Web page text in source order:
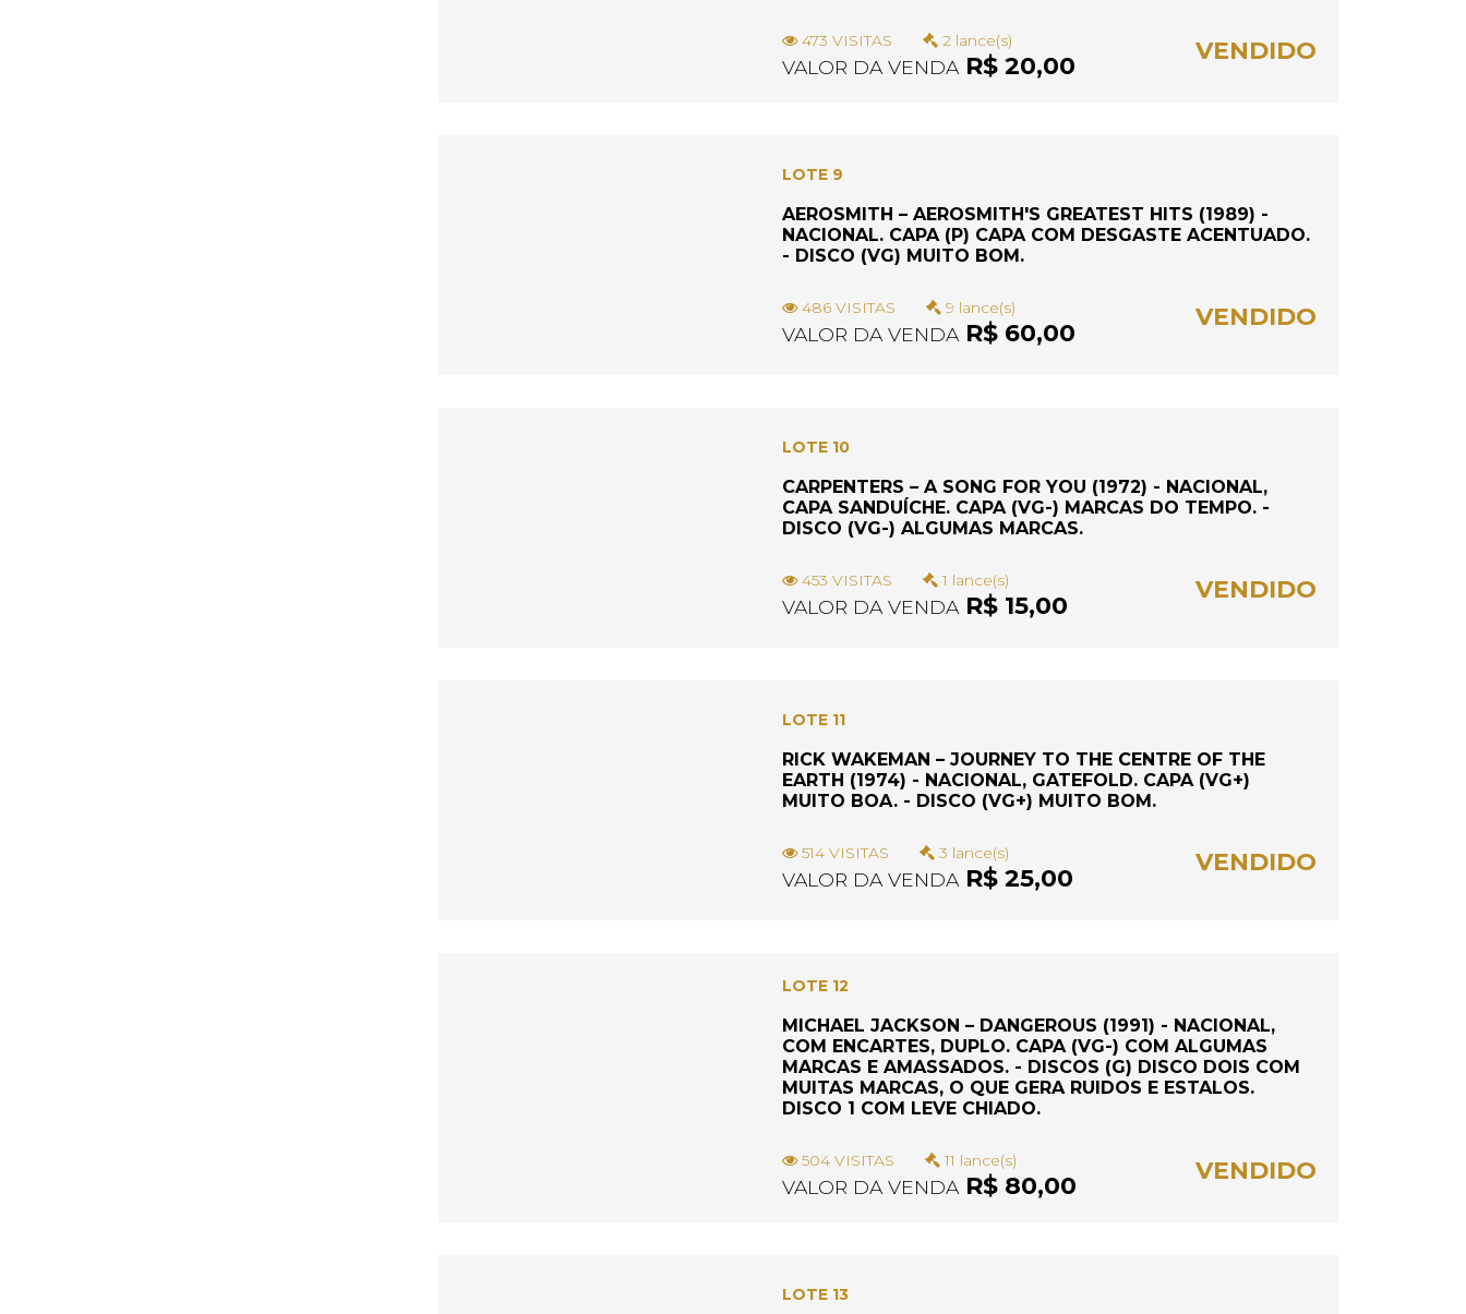
473 VISITAS 2 lance(s)
VALOR DA VENDAR$ 20,00
VENDIDO
LOTE 9
AEROSMITH – AEROSMITH'S GREATEST HITS (1989) -
NACIONAL. CAPA (P) CAPA COM DESGASTE ACENTUADO.
- DISCO (VG) MUITO BOM.
486 VISITAS 9 lance(s)
VALOR DA VENDAR$ 60,00
VENDIDO
LOTE 10
CARPENTERS – A SONG FOR YOU (1972) - NACIONAL,
CAPA SANDUÍCHE. CAPA (VG-) MARCAS DO TEMPO. -
DISCO (VG-) ALGUMAS MARCAS.
453 VISITAS 1 lance(s)
VALOR DA VENDAR$ 15,00
VENDIDO
LOTE 11
RICK WAKEMAN – JOURNEY TO THE CENTRE OF THE
EARTH (1974) - NACIONAL, GATEFOLD. CAPA (VG+)
MUITO BOA. - DISCO (VG+) MUITO BOM.
514 VISITAS 3 lance(s)
VALOR DA VENDAR$ 25,00
VENDIDO
LOTE 12
MICHAEL JACKSON – DANGEROUS (1991) - NACIONAL,
COM ENCARTES, DUPLO. CAPA (VG-) COM ALGUMAS
MARCAS E AMASSADOS. - DISCOS (G) DISCO DOIS COM
MUITAS MARCAS, O QUE GERA RUIDOS E ESTALOS.
DISCO 1 COM LEVE CHIADO.
504 VISITAS 11 lance(s)
VALOR DA VENDAR$ 80,00
VENDIDO
LOTE 13